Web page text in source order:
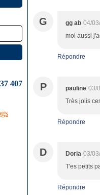
407
G gg ab 04/
moi aussi
Répondre
P pauline 03/
Très jolis
Répondre
D Doria 03/
T'es petits
Répondre